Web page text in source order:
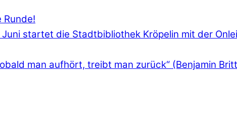
Runde!
startet die Stadtbibliothek Kröpelin mit der
man aufhört, treibt man zurück“ (Benjamin